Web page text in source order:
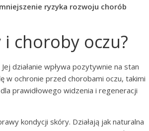
ryzyka rozwoju chorób
i choroby oczu?
działanie wpływa pozytywnie na stan
w ochronie przed chorobami oczu, takimi
prawidłowego widzenia i regeneracji
kondycji skóry. Działają jak naturalna